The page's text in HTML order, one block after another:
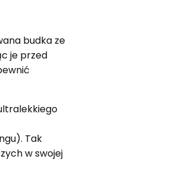
budka ze
je przed
Tak
w swojej